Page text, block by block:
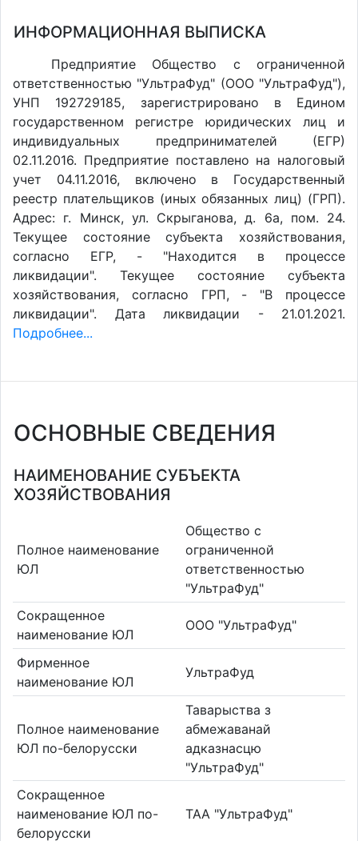
ИНФОРМАЦИОННАЯ ВЫПИСКА
Предприятие Общество с ограниченной
ответственностью "УльтраФуд" (ООО "УльтраФуд"),
УНП 192729185, зарегистрировано в Едином
государственном регистре юридических лиц и
индивидуальных предпринимателей (ЕГР)
02.11.2016. Предприятие поставлено на налоговый
учет 04.11.2016, включено в Государственный
реестр плательщиков (иных обязанных лиц) (ГРП).
Адрес: г. Минск, ул. Скрыганова, д. 6а, пом. 24.
Текущее состояние субъекта хозяйствования,
согласно ЕГР, - "Находится в процессе
ликвидации". Текущее состояние субъекта
хозяйствования, согласно ГРП, - "В процессе
ликвидации". Дата ликвидации - 21.01.2021.
Подробнее...
ОСНОВНЫЕ СВЕДЕНИЯ
НАИМЕНОВАНИЕ СУБЪЕКТА
ХОЗЯЙСТВОВАНИЯ
Полное наименование
ЮЛ
Общество с
ограниченной
ответственностью
"УльтраФуд"
Сокращенное
наименование ЮЛ
ООО "УльтраФуд"
Фирменное
наименование ЮЛ
УльтраФуд
Полное наименование
ЮЛ по-белорусски
Таварыства з
абмежаванай
адказнасцю
"УльтраФуд"
Сокращенное
наименование ЮЛ по-
белорусски
ТАА "УльтраФуд"